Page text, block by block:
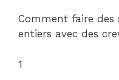
Comment faire des
entiers avec des
1